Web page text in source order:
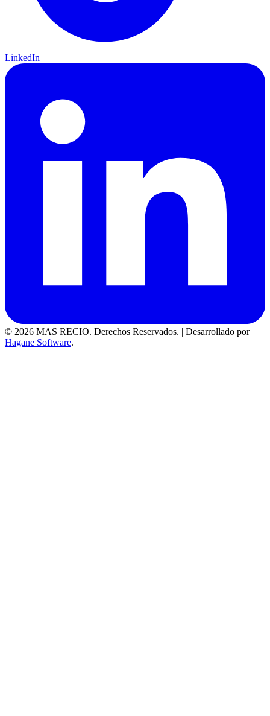
LinkedIn
© 2026 MAS RECIO. Derechos Reservados. | Desarrollado por
Hagane Software.